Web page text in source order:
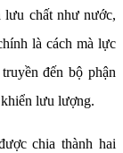
lưu chất như nước,
là cách mà lực
đến bộ phận
lưu lượng.
chia thành hai